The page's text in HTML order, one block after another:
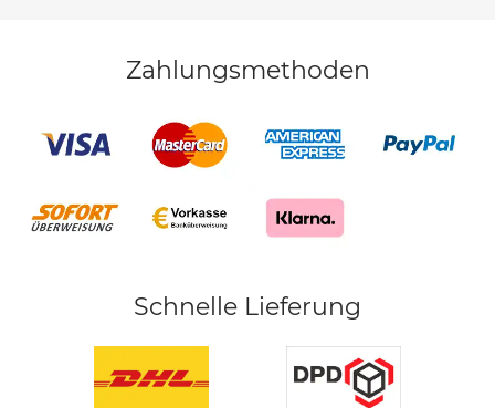
Zahlungsmethoden
Schnelle Lieferung